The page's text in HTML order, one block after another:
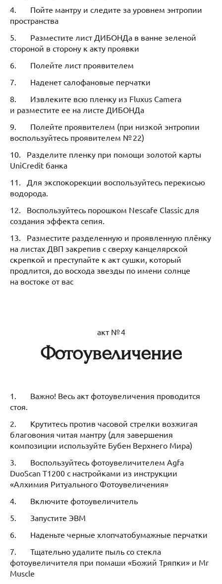
4. Пойте мантру и следите за уровнем энтропии
пространства
5. Разместите лист ДИБОНДа в ванне зеленой
стороной в сторону к акту проявки
6. Полейте лист проявителем
7. Наденет салофановые перчатки
8. Извлеките всю пленку из Fluxus Camera
и разместите ее на листе ДИБОНДа
9. Полейте проявителем (при низкой энтропии
воспользуйтесь проявителем № 22)
10. Разделите пленку при помощи золотой карты
UniCredit банка
11. Для экспокорекции воспользуйтесь перекисью
водорода.
12. Воспользуйтесь порошком Nescafe Classic для
создания эффекта сепия.
13. Разместите разделенную и проявленную плёнку
на листах ДВП закрепив с сверху канцелярской
скрепкой и преступайте к акт сушки, который
продлится, до восхода звезды по имени солнце
на востоке от вас
акт № 4
Фотоувеличение
1. Важно! Весь акт фотоувеличения проводится
стоя.
2. Крутитесь против часовой стрелки возжигая
благовония читая мантру (для завершения
композиции используйте Бубен Верхнего Мира)
3. Воспользуйтесь фотоувеличителем Agfa
DuoScan T1200 с настройками из инструкции
«Алхимия Ритуального Фотоувеличения»
4. Включите фотоувеличитель
5. Запустите ЭВМ
6. Наденьте черные хлопчатобумажные перчатки
7. Тщательно удалите пыль со стекла
фотоувеличителя при помаши «Божий Тряпки» и Mr
Muscle